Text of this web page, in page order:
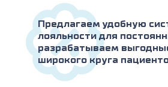
Предлагаем удобную
лояльности для
разрабатываем
широкого круга